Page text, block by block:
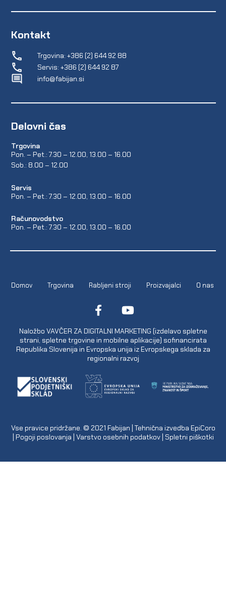
Kontakt
Trgovina: +386 (2) 644 92 88
Servis: +386 (2) 644 92 87
info@fabijan.si
Delovni čas
Trgovina
Pon. – Pet.: 7.30 – 12.00, 13.00 – 16.00
Sob.: 8.00 – 12.00
Servis
Pon. – Pet.: 7.30 – 12.00, 13.00 – 16.00
Računovodstvo
Pon. – Pet.: 7.30 – 12.00, 13.00 – 16.00
Domov Trgovina Rabljeni stroji Proizvajalci O nas
Naložbo VAVČER ZA DIGITALNI MARKETING (izdelavo spletne
strani, spletne trgovine in mobilne aplikacije) sofinancirata
Republika Slovenija in Evropska unija iz Evropskega sklada za
regionalni razvoj
Vse pravice pridržane. © 2021 Fabijan | Tehnična izvedba EpiCoro
Pogoji poslovanja Varstvo osebnih podatkov| Spletni piškotki